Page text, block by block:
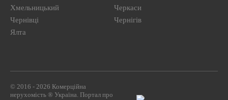
Хмельницький
Черкаси
Чернівці
Чернігів
Ялта
© 2016 - 2026 Комерційна
нерухомість ® Україна. Портал про